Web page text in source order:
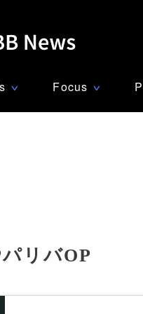
∨ Focus ∨
リバOP